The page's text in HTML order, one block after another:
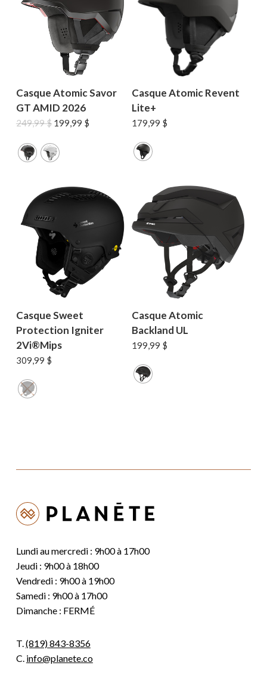
Casque Atomic Savor
GT AMID 2026
249,99$ Le
initial
était :
249,99 $.
199,99 $Le
Casque Atomic Revent
Lite+
179,99 $
Casque Sweet
Protection Igniter
2Vi®Mips
309,99 $
Casque Atomic
Backland UL
199,99 $
Lundi au mercredi : 9h00 à 17h00
Jeudi : 9h00 à 18h00
Vendredi : 9h00 à 19h00
Samedi : 9h00 à 17h00
Dimanche : FERMÉ
T.(819) 843-8356
C. info@planete.co